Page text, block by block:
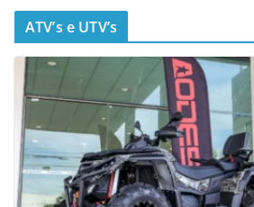
ATV’s e UTV’s